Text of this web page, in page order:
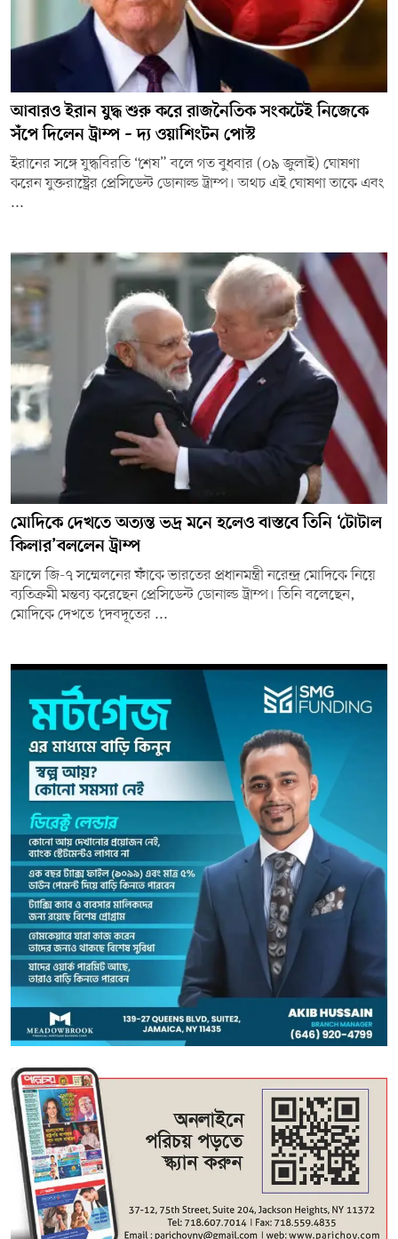
আবারও ইরান যুদ্ধ শুরু করে রাজনৈতিক সংকটেই নিজেকে
সঁপে দিলেন ট্রাম্প – দ্য ওয়াশিংটন পোস্ট
ইরানের সঙ্গে যুদ্ধবিরতি “শেষ” বলে গত বুধবার (০৯ জুলাই) ঘোষণা
করেন যুক্তরাষ্ট্রের প্রেসিডেন্ট ডোনাল্ড ট্রাম্প। অথচ এই ঘোষণা তাকে এবং
...
মোদিকে দেখতে অত্যন্ত ভদ্র মনে হলেও বাস্তবে তিনি ‘টোটাল
কিলার’বললেন ট্রাম্প
ফ্রান্সে জি-৭ সম্মেলনের ফাঁকে ভারতের প্রধানমন্ত্রী নরেন্দ্র মোদিকে নিয়ে
ব্যতিক্রমী মন্তব্য করেছেন প্রেসিডেন্ট ডোনাল্ড ট্রাম্প। তিনি বলেছেন,
মোদিকে দেখতে ‘দেবদূতের ...